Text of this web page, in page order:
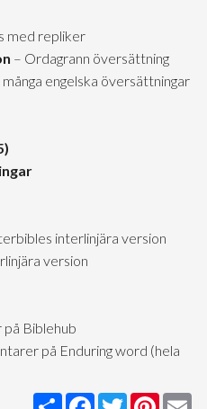
med repliker
– Ordagrann översättning
engelska översättningar
interlinjära version
version
Biblehub
på Enduring word (hela
Share Facebook
Twitter